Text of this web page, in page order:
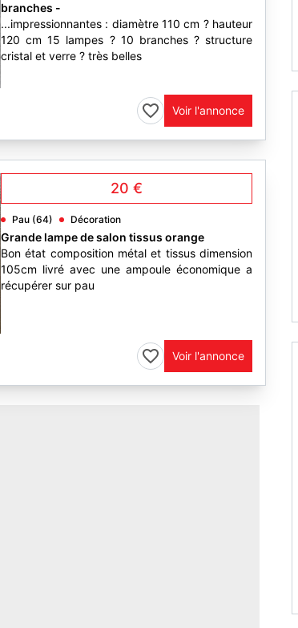
branches -
...impressionnantes : diamètre 110 cm ? hauteur
120 cm 15 lampes ? 10 branches ? structure
cristal et verre ? très belles
Voir l'annonce
20 €
Pau (64) Décoration
Grande lampe de salon tissus orange
Bon état composition métal et tissus dimension
105cm livré avec une ampoule économique a
récupérer sur pau
Voir l'annonce